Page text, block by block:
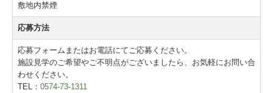
敷地内禁煙
応募方法
応募フォームまたはお電話にてご応募ください。
施設見学のご希望やご不明点がございましたら、お気軽にお問い合
わせください。
TEL： 0574-73-1311